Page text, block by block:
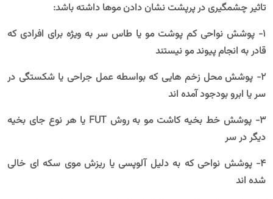
تاثیر چشمگیری در پرپشت نشان دادن موها داشته باشد:
1- پوشش نواحی کم پوشت مو یا طاس سر به ویژه برای افرادی که
قادر به انجام پیوند مو نیستند
2- پوشش محل زخم هایی که بواسطه عمل جراحی یا شکستگی در
سر یا ابرو بودجود آمده اند
3- پوشش خط بخیه کاشت مو به روش FUT یا هر نوع جای بخیه
دیگر در سر
4- پوشش نواحی که به دلیل آلوپسی یا ریزش موی سکه ای خالی
شده اند